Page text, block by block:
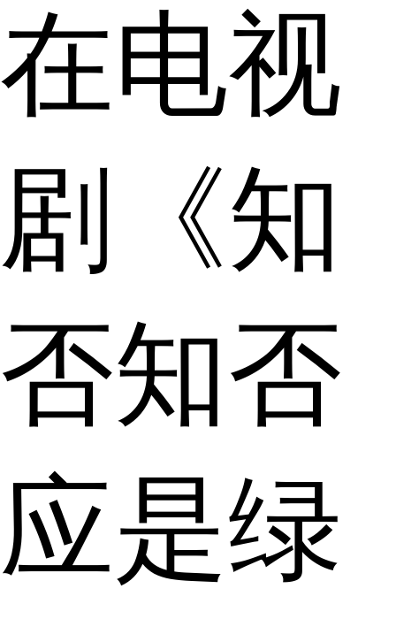
在电视
剧《知
否知否
应是绿